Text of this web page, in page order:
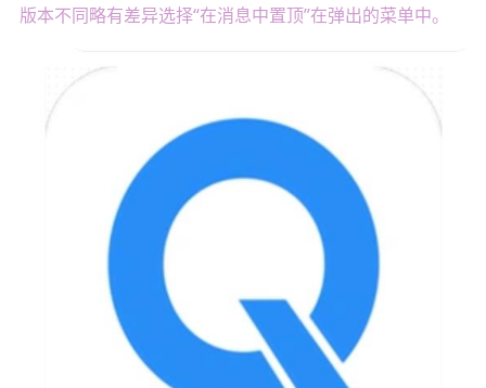
版本不同略有差异选择“在消息中置顶”在弹出的菜单中。